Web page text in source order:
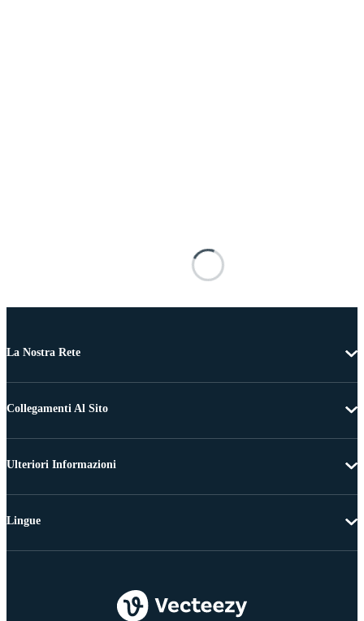
La Nostra Rete
Collegamenti Al Sito
Ulteriori Informazioni
Lingue